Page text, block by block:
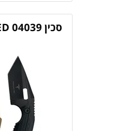
סכין 04039 TAKUMITAK MUTED